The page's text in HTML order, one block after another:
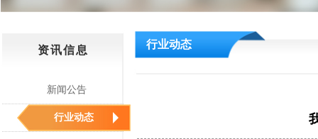
资讯信息
新闻公告
行业动态
行业动态